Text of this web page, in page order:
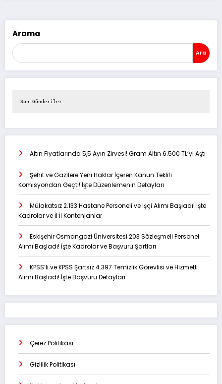
Arama
Ara
Son Gönderiler
Altın Fiyatlarında 5,5 Ayın Zirvesi! Gram Altın 6.500 TL’yi Aştı
Şehit ve Gazilere Yeni Haklar İçeren Kanun Teklifi
Komisyondan Geçti! İşte Düzenlemenin Detayları
Mülakatsız 2.133 Hastane Personeli ve İşçi Alımı Başladı! İşte
Kadrolar ve İl İl Kontenjanlar
Eskişehir Osmangazi Üniversitesi 203 Sözleşmeli Personel
Alımı Başladı! İşte Kadrolar ve Başvuru Şartları
KPSS’li ve KPSS Şartsız 4.397 Temizlik Görevlisi ve Hizmetli
Alımı Başladı! İşte Başvuru Detayları
Çerez Politikası
Gizlilik Politikası